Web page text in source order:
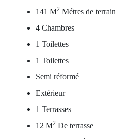
141 M2 Métres de terrain
4 Chambres
1 Toilettes
1 Toilettes
Semi réformé
Extérieur
1 Terrasses
12 M2 De terrasse